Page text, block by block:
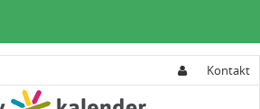
Kontakt